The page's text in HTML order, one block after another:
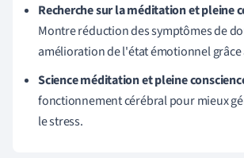
Recherche sur la méditation et pleine
Montre réduction des symptômes de
amélioration de l'état émotionnel grâce
Science méditation et pleine
fonctionnement cérébral pour mieux
le stress.